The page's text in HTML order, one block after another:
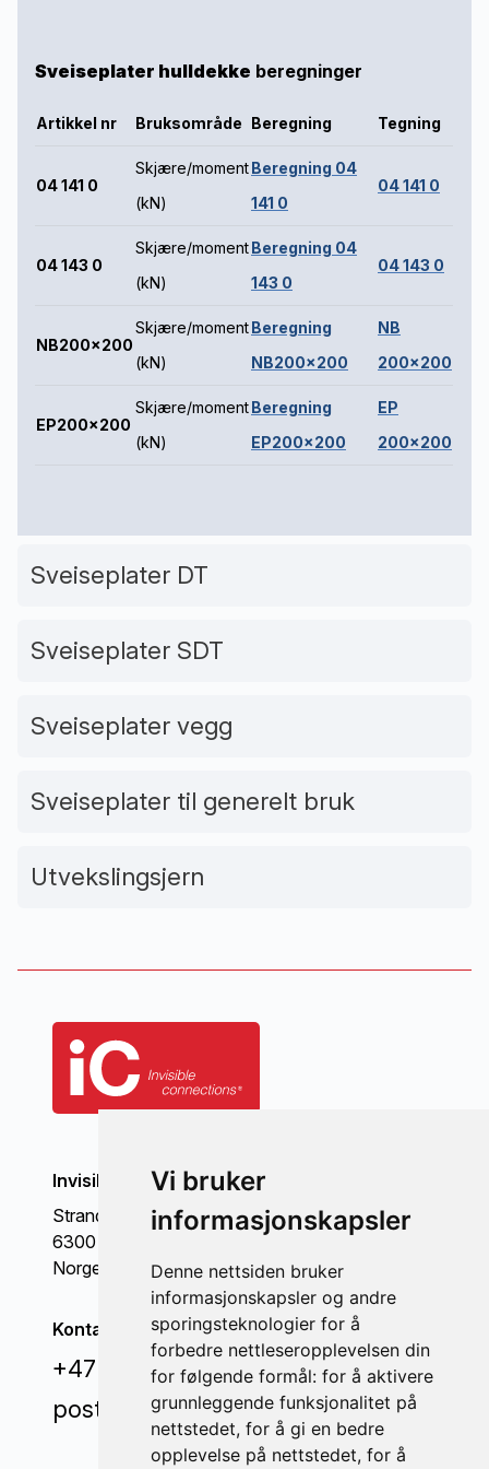
Vi bruker
informasjonskapsler
Denne nettsiden bruker
informasjonskapsler og andre
sporingsteknologier for å
forbedre nettleseropplevelsen din
for følgende formål: for å aktivere
grunnleggende funksjonalitet på
nettstedet, for å gi en bedre
opplevelse på nettstedet, for å
Sveiseplater hulldekke beregninger
Artikkel nr Bruksområde Beregning Tegning
04 141 0
Skjære/moment
(kN)
Beregning 04
141 0
04 141 0
04 143 0
Skjære/moment
(kN)
Beregning 04
143 0
04 143 0
NB200x200
Skjære/moment
(kN)
Beregning
NB200x200
NB
200x200
EP200x200
Skjære/moment
(kN)
Beregning
EP200x200
EP
200x200
Sveiseplater DT
Sveiseplater SDT
Sveiseplater vegg
Sveiseplater til generelt bruk
Utvekslingsjern
Invisible Connections AS
Strandgata 98
6300 Åndalsnes
Norge
Kontakt oss
+47 71 22 44 70
post@invisi.no